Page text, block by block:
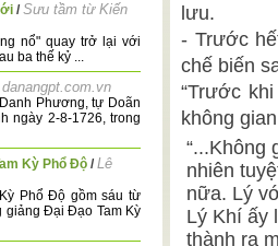
/Sưu tầm từ Kiến
nổ" quay trở lại với
ba thế kỷ ...
danangpt.com.vn
Phương, tự Doãn
ngày 2-8-1726, trong
Kỳ Phổ Độ /Lê
Phổ Độ gồm sáu từ
giảng Đại Đạo Tam Kỳ
lưu.
- Trước
chế biến
“Trước
không
“...Không
nhiên
nữa. Lý
Lý Khí ấy
thành ra